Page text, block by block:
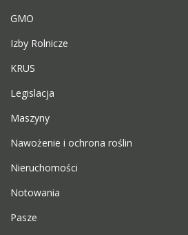
GMO
Izby Rolnicze
KRUS
Legislacja
Maszyny
Nawożenie i ochrona roślin
Nieruchomości
Notowania
Pasze